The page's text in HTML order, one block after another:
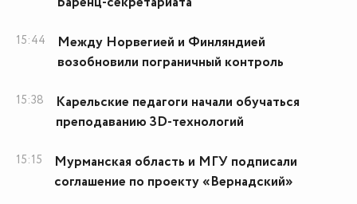
15:44
Между Норвегией и Финляндией
возобновили пограничный контроль
15:38
Карельские педагоги начали обучаться
преподаванию 3D-технологий
15:15
Мурманская область и МГУ подписали
соглашение по проекту «Вернадский»